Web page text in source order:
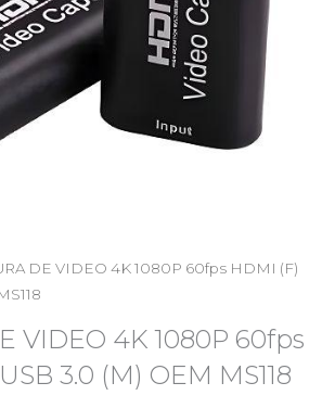
DE VIDEO 4K 1080P 60fps HDMI (F)
VIDEO 4K 1080P 60fps
3.0 (M) OEM MS118